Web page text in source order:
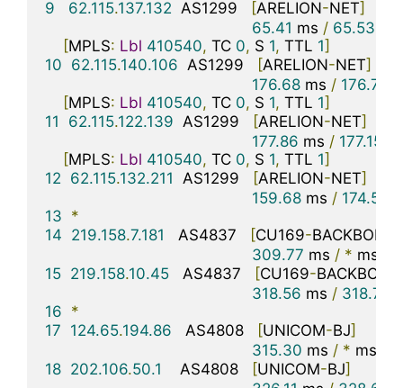
9
62.115.137.132
  AS1299
[ARELION-NET]
65.41 ms / 65.53
[MPLS: Lbl 410540, TC 0, S 1, TTL 1]
10 62.115.140.106
  AS1299
[ARELION-NET]
176.68 ms / 176.73
[MPLS: Lbl 410540, TC 0, S 1, TTL 1]
11
62.115.122.139
  AS1299
[ARELION-NET]
177.86 ms / 177.15
[MPLS: Lbl 410540, TC 0, S 1, TTL 1]
12 62.115.132.211
  AS1299
[ARELION-NET]
159.68 ms / 174.59
13 *
14 219.158.7.181
   AS4837
[CU169-BACKBONE
309.77 ms / * ms
15 219.158.10.45
   AS4837
[CU169-BACKBONE
318.56 ms / 318.70
16 *
17 124.65.194.86
   AS4808
[UNICOM-BJ]
315.30 ms / * ms
18 202.106.50.1
    AS4808
[UNICOM-BJ]